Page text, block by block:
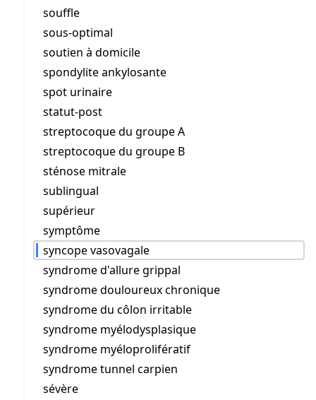
souffle
sous-optimal
soutien à domicile
spondylite ankylosante
spot urinaire
statut-post
streptocoque du groupe A
streptocoque du groupe B
sténose mitrale
sublingual
supérieur
symptôme
syncope vasovagale
syndrome d'allure grippal
syndrome douloureux chronique
syndrome du côlon irritable
syndrome myélodysplasique
syndrome myéloprolifératif
syndrome tunnel carpien
sévère